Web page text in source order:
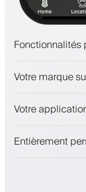
Fonctionnalités
Fidélisez
Votre marque
Votre
Entièrement